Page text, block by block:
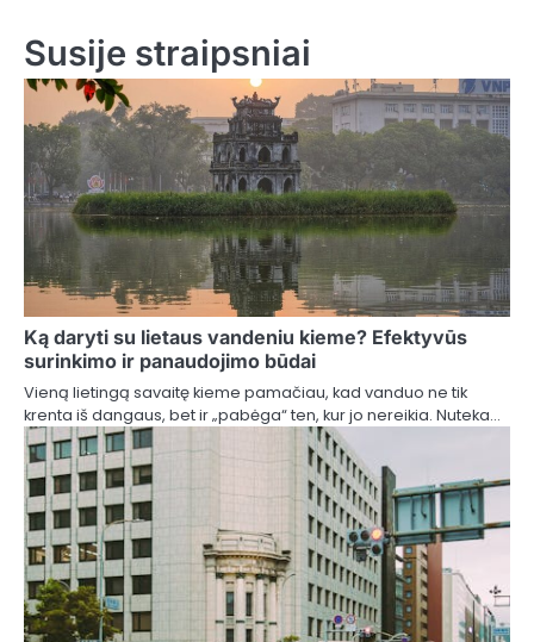
Susije straipsniai
Ką daryti su lietaus vandeniu kieme? Efektyvūs
surinkimo ir panaudojimo būdai
Vieną lietingą savaitę kieme pamačiau, kad vanduo ne tik
krenta iš dangaus, bet ir „pabėga“ ten, kur jo nereikia. Nuteka…